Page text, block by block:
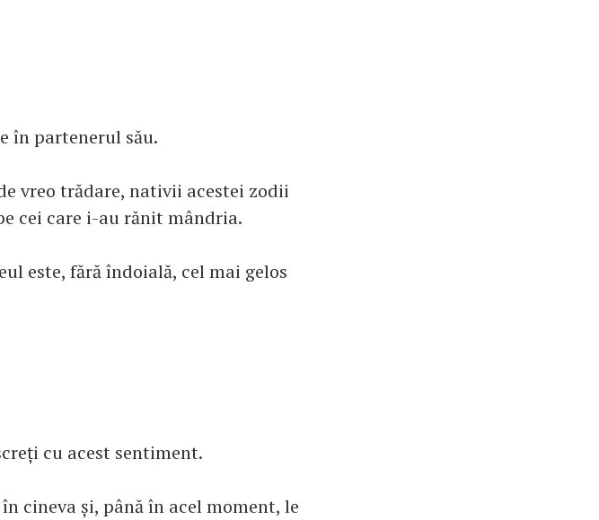
în partenerul său.
vreo trădare, nativii acestei zodii
cei care i-au rănit mândria.
este, fără îndoială, cel mai gelos
cu acest sentiment.
cineva și, până în acel moment, le